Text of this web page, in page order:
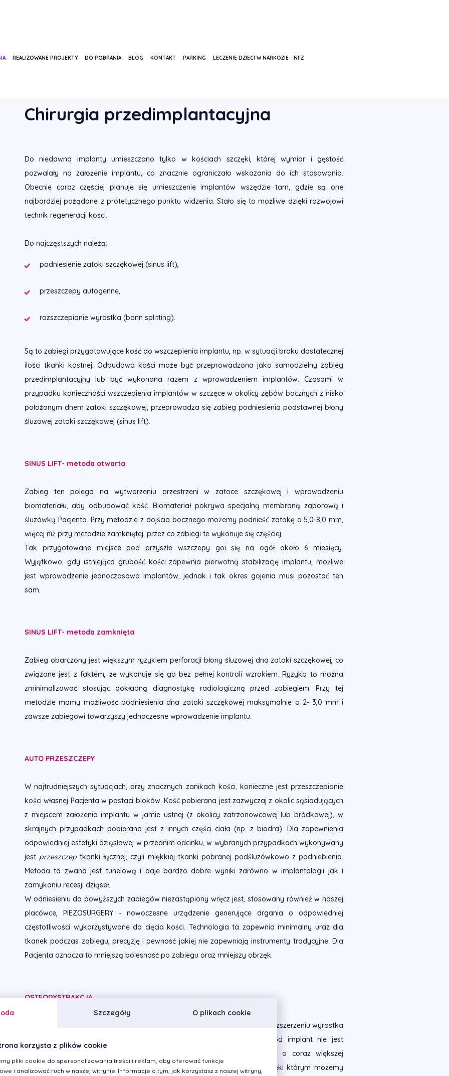
REALIZOWANE PROJEKTY DO POBRANIA BLOG KONTAKT PARKING LECZENIE DZIECI W NARKOZIE - NFZ
Chirurgia przedimplantacyjna
Do niedawna implanty umieszczano tylko w kościach szczęki, której wymiar i gęstość
pozwalały na założenie implantu, co znacznie ograniczało wskazania do ich stosowania.
Obecnie coraz częściej planuje się umieszczenie implantów wszędzie tam, gdzie są one
najbardziej pożądane z protetycznego punktu widzenia. Stało się to możliwe dzięki rozwojowi
technik regeneracji kości.
Do najczęstszych należą:
podniesienie zatoki szczękowej (sinus lift),
przeszczepy autogenne,
rozszczepianie wyrostka (bonn splitting).
Są to zabiegi przygotowujące kość do wszczepienia implantu, np. w sytuacji braku dostatecznej
ilości tkanki kostnej. Odbudowa kości może być przeprowadzona jako samodzielny zabieg
przedimplantacyjny lub być wykonana razem z wprowadzeniem implantów. Czasami w
przypadku konieczności wszczepienia implantów w szczęce w okolicy zębów bocznych z nisko
położonym dnem zatoki szczękowej, przeprowadza się zabieg podniesienia podstawnej błony
śluzowej zatoki szczękowej (sinus lift).
SINUS LIFT- metoda otwarta
Zabieg ten polega na wytworzeniu przestrzeni w zatoce szczękowej i wprowadzeniu
biomateriału, aby odbudować kość. Biomateriał pokrywa specjalną membraną zaporową i
śluzówką Pacjenta. Przy metodzie z dojścia bocznego możemy podnieść zatokę o 5,0-8,0 mm,
więcej niż przy metodzie zamkniętej, przez co zabiegi te wykonuje się częściej.
Tak przygotowane miejsce pod przyszłe wszczepy goi się na ogół około 6 miesięcy.
Wyjątkowo, gdy istniejąca grubość kości zapewnia pierwotną stabilizację implantu, możliwe
jest wprowadzenie jednoczasowo implantów, jednak i tak okres gojenia musi pozostać ten
sam.
SINUS LIFT- metoda zamknięta
Zabieg obarczony jest większym ryzykiem perforacji błony śluzowej dna zatoki szczękowej, co
związane jest z faktem, że wykonuje się go bez pełnej kontroli wzrokiem. Ryzyko to można
zminimalizować stosując dokładną diagnostykę radiologiczną przed zabiegiem. Przy tej
metodzie mamy możliwość podniesienia dna zatoki szczękowej maksymalnie o 2- 3,0 mm i
zawsze zabiegowi towarzyszy jednoczesne wprowadzenie implantu.
AUTO PRZESZCZEPY
W najtrudniejszych sytuacjach, przy znacznych zanikach kości, konieczne jest przeszczepianie
kości własnej Pacjenta w postaci bloków. Kość pobierana jest zazwyczaj z okolic sąsiadujących
z miejscem założenia implantu w jamie ustnej (z okolicy zatrzonowcowej lub bródkowej), w
skrajnych przypadkach pobierana jest z innych części ciała (np. z biodra). Dla zapewnienia
odpowiedniej estetyki dziąsłowej w przednim odcinku, w wybranych przypadkach wykonywany
jest przeszczeptkanki łącznej, czyli miękkiej tkanki pobranej podśluzówkowo z podniebienia.
Metoda ta zwana jest tunelową i daje bardzo dobre wyniki zarówno w implantologii jak i
zamykaniu recesji dziąseł.
W odniesieniu do powyższych zabiegów niezastąpiony wręcz jest, stosowany również w naszej
placówce, PIEZOSURGERY - nowoczesne urządzenie generujące drgania o odpowiedniej
częstotliwości wykorzystywane do cięcia kości. Technologia ta zapewnia minimalny uraz dla
tkanek podczas zabiegu, precyzję i pewność jakiej nie zapewniają instrumenty tradycyjne. Dla
Pacjenta oznacza to mniejszą bolesność po zabiegu oraz mniejszy obrzęk.
OSTEODYSTRAKCJA
Dystrakcja kości jest zabiegiem polegającym na nacięciu warstwy kości i rozszerzeniu wyrostka
kostnego w miejscu, gdzie planujemy wprowadzić implant. Miejsce pod implant nie jest
operowane wiertłami, a specjalnymi ręcznie wprowadzanymi "klinami" o coraz większej
średnicy. Pewną odmianą osteodystrakcji jest praca z osteotomami, dzięki którym możemy
Szczegóły O plikach cookie
korzysta z plików cookie
pliki cookie do spersonalizowania treści i reklam, aby oferować funkcje
i analizować ruch w naszej witrynie. Informacje o tym, jak korzystasz z naszej witryny,